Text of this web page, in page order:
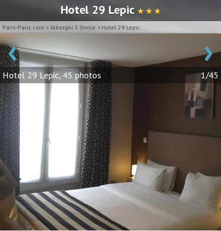
Hotel 29 Lepic ★ ★ ★
Paris-Paris.com > Alberghi 3 Stelle > Hotel 29 Lepic
‹ ›
Hotel 29 Lepic, 45 photos 1/45